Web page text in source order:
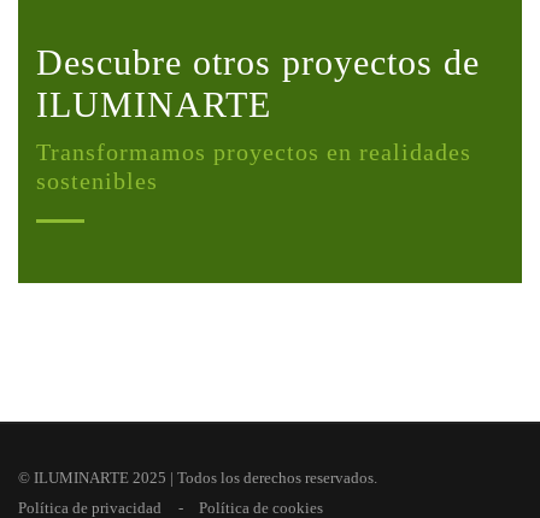
Descubre otros proyectos de
ILUMINARTE
Transformamos proyectos en realidades
sostenibles
© ILUMINARTE 2025 | Todos los derechos reservados.
Política de privacidad
Política de cookies